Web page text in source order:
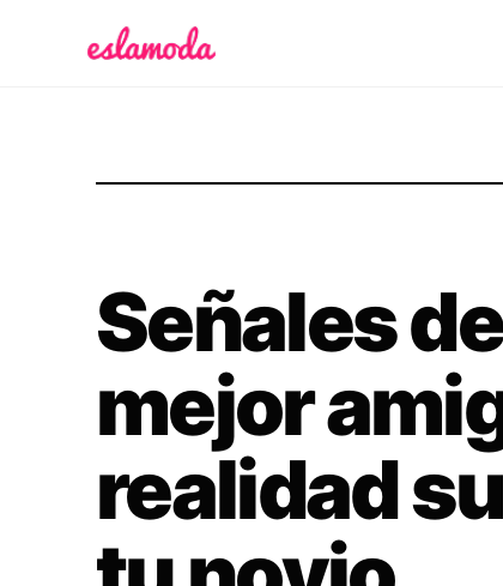
Señales
mejor
realidad